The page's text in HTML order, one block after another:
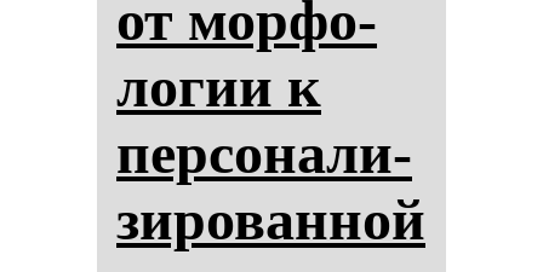
от мор­фо­
ло­гии к
пер­со­на­ли­
зи­ро­ван­ной